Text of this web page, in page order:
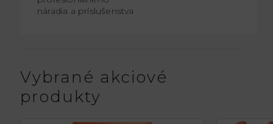
náradia a príslušenstva
Vybrané akciové
produkty